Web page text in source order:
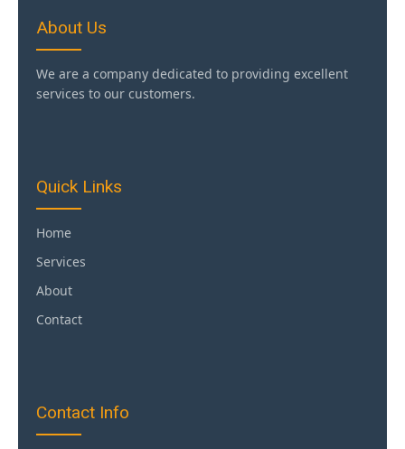
About Us
We are a company dedicated to providing excellent
services to our customers.
Quick Links
Home
Services
About
Contact
Contact Info